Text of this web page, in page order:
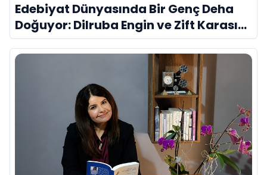
Edebiyat Dünyasında Bir Genç Deha
Doğuyor: Dilruba Engin ve Zift Karası
Evreni ‘AVENOİR’